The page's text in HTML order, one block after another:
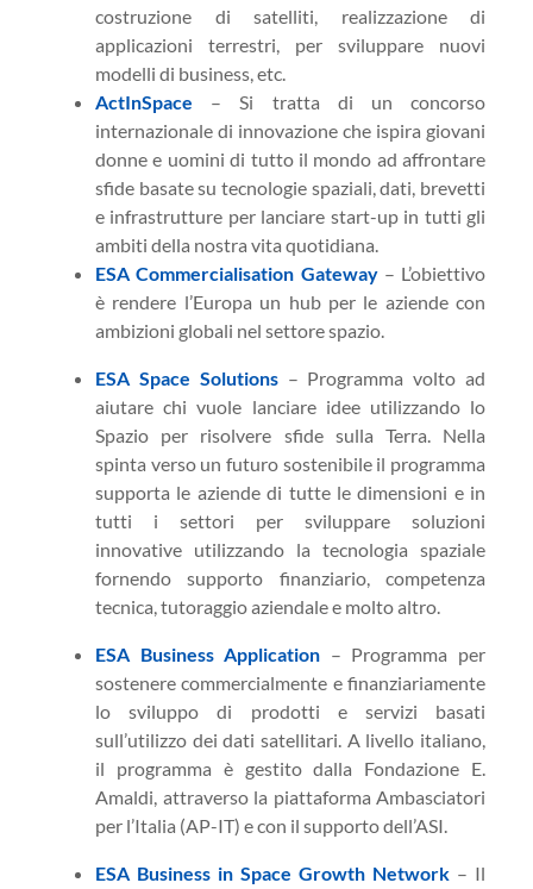
costruzione di satelliti, realizzazione di
applicazioni terrestri, per sviluppare nuovi
modelli di business, etc.
ActInSpace – Si tratta di un concorso
internazionale di innovazione che ispira giovani
donne e uomini di tutto il mondo ad affrontare
sfide basate su tecnologie spaziali, dati, brevetti
e infrastrutture per lanciare start-up in tutti gli
ambiti della nostra vita quotidiana.
ESA Commercialisation Gateway– L’obiettivo
è rendere l’Europa un hub per le aziende con
ambizioni globali nel settore spazio.
ESA Space Solutions– Programma volto ad
aiutare chi vuole lanciare idee utilizzando lo
Spazio per risolvere sfide sulla Terra. Nella
spinta verso un futuro sostenibile il programma
supporta le aziende di tutte le dimensioni e in
tutti i settori per sviluppare soluzioni
innovative utilizzando la tecnologia spaziale
fornendo supporto finanziario, competenza
tecnica, tutoraggio aziendale e molto altro.
ESA Business Application – Programma per
sostenere commercialmente e finanziariamente
lo sviluppo di prodotti e servizi basati
sull’utilizzo dei dati satellitari. A livello italiano,
il programma è gestito dalla Fondazione E.
Amaldi, attraverso la piattaforma Ambasciatori
per l’Italia (AP-IT) e con il supporto dell’ASI.
ESA Business in Space Growth Network – Il